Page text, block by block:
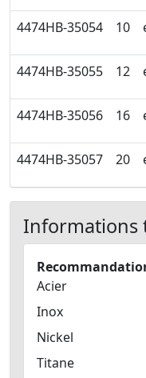
4474HB-35054 10
4474HB-35055 12
4474HB-35056 16
4474HB-35057 20
Informations
Acier
Inox
Nickel
Titane